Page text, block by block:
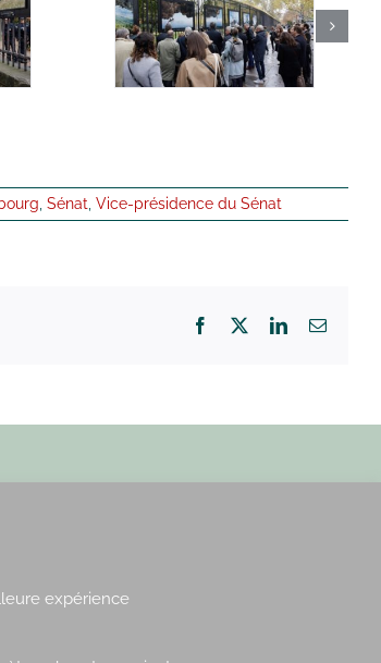
Sénat Vice-présidence du Sénat
Facebook LinkedInEmail
expérience